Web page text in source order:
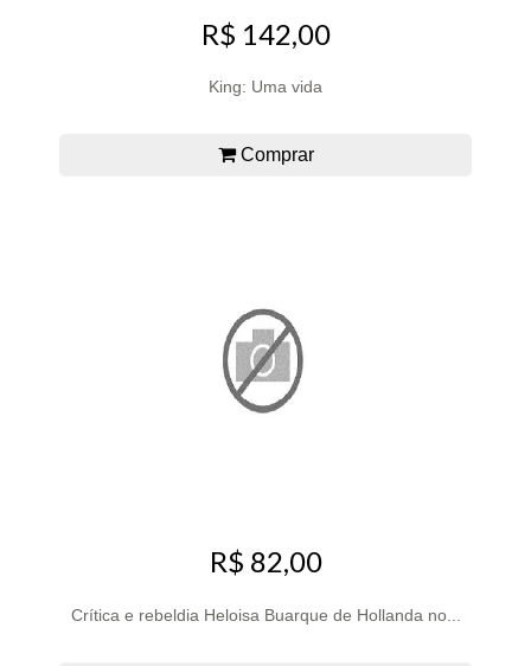
R$ 142,00
King: Uma vida
Comprar
R$ 82,00
Crítica e rebeldia Heloisa Buarque de Hollanda no...